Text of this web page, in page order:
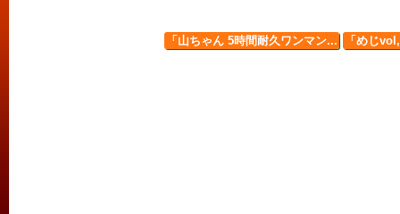
「山ちゃん 5時間耐久ワンマン... 「めじ